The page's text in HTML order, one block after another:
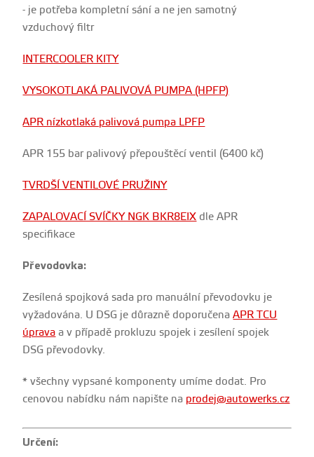
- je potřeba kompletní sání a ne jen samotný
vzduchový filtr
INTERCOOLER KITY
VYSOKOTLAKÁ PALIVOVÁ PUMPA (HPFP)
APR nízkotlaká palivová pumpa LPFP
APR 155 bar palivový přepouštěcí ventil (6400 kč)
TVRDŠÍ VENTILOVÉ PRUŽINY
ZAPALOVACÍ SVÍČKY NGK BKR8EIX dle APR
specifikace
Převodovka:
Zesílená spojková sada pro manuální převodovku je
vyžadována. U DSG je důrazně doporučenaAPR TCU
úprava a v případě prokluzu spojek i zesílení spojek
DSG převodovky.
* všechny vypsané komponenty umíme dodat. Pro
cenovou nabídku nám napište na prodej@autowerks.cz
Určení: